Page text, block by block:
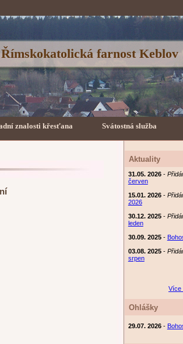
Římskokatolická farnost Keblov
znalosti křesťana Svátostná služba
Aktuality
31.05. 2026-
červen
15.01. 2026-
2026
30.12. 2025-
leden
30.09. 2025-
03.08. 2025-
srpen
Více
Ohlášky
29.07. 2026-